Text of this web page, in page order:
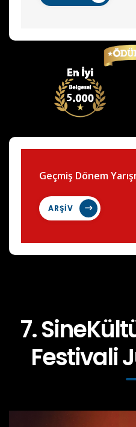
Geçmiş Dönem
ARŞİV
7.
Festivali